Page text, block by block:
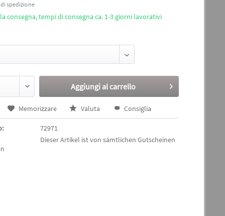
spedizione
consegna, tempi di consegna ca. 1-3 giorni lavorativi
Aggiungi alcarrello
Memorizzare Valuta Consiglia
72971
Dieser Artikel ist von sämtlichen Gutscheinen